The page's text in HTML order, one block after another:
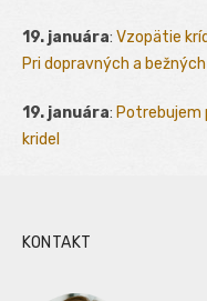
19. januára: Vzopätie
Pri dopravných a
19. januára: Potrebujem
kridel
KONTAKT